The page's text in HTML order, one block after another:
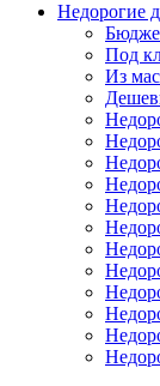
Недорогие
Под
Из